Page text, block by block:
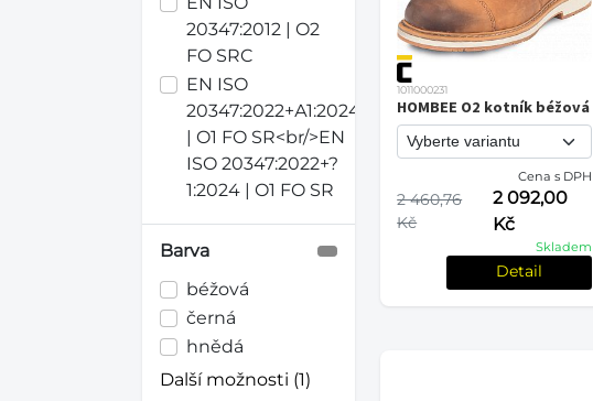
20347:2012 | O2
FO SRC
EN ISO
20347:2022+А1:2024
| O1 FO SR<br/>EN
ISO 20347:2022+?
1:2024 | O1 FO SR
Barva
béžová
černá
hnědá
Další možnosti (1)
1011000231
HOMBEE O2 kotník béžová
Cena s DPH
2 460,76
Kč
2 092,00
Kč
Skladem
Detail